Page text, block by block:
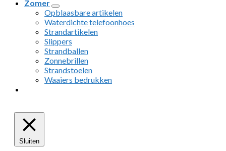
Zomer
Opblaasbare artikelen
Waterdichte telefoonhoes
Strandartikelen
Slippers
Strandballen
Zonnebrillen
Strandstoelen
Waaiers bedrukken
Sluiten